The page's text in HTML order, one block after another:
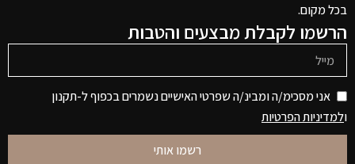
בכל מקום.
הרשמו לקבלת מבצעים והטבות
אני מסכימ/ה ומבינ/ה שפרטי האישיים נשמרים בכפוף ל-תקנון
ולמדיניות הפרטיות
רשמו אותי